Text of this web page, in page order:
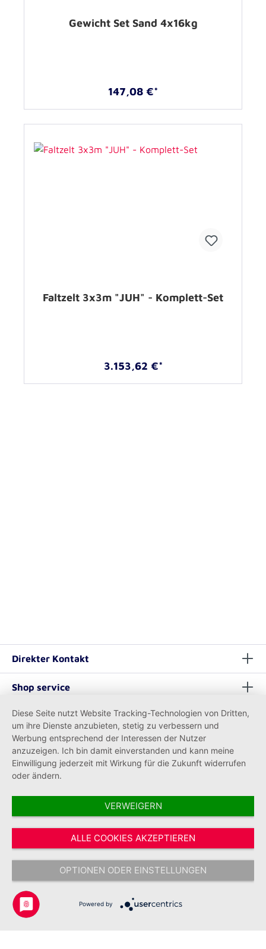
Gewicht Set Sand 4x16kg
147,08 €*
Faltzelt 3x3m "JUH" - Komplett-Set
3.153,62 €*
Direkter Kontakt
Shop service
Informationen
Vertrag widerrufen
* Alle Preise inkl. gesetzl. Mehrwertsteuer zzgl.Versandkostenund ggf.
Nachnahmegebühren, wenn nicht anders angegeben.
Copyright © 2026 Johanniter-Unfall-Hilfe e.V. - Alle Rechte
vorbehalten.
Diese Seite nutzt Website Tracking-Technologien von Dritten,
um ihre Dienste anzubieten, stetig zu verbessern und
Werbung entsprechend der Interessen der Nutzer
anzuzeigen. Ich bin damit einverstanden und kann meine
Einwilligung jederzeit mit Wirkung für die Zukunft widerrufen
oder ändern.
VERWEIGERN
ALLE COOKIES AKZEPTIEREN
OPTIONEN ODER EINSTELLUNGEN
Powered by